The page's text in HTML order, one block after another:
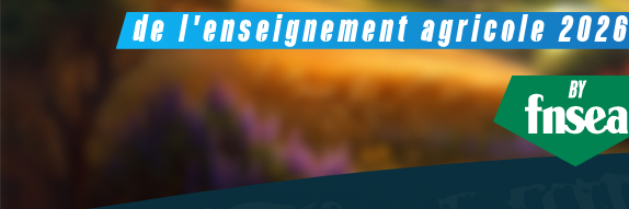
de l'enseignement agricole 2026